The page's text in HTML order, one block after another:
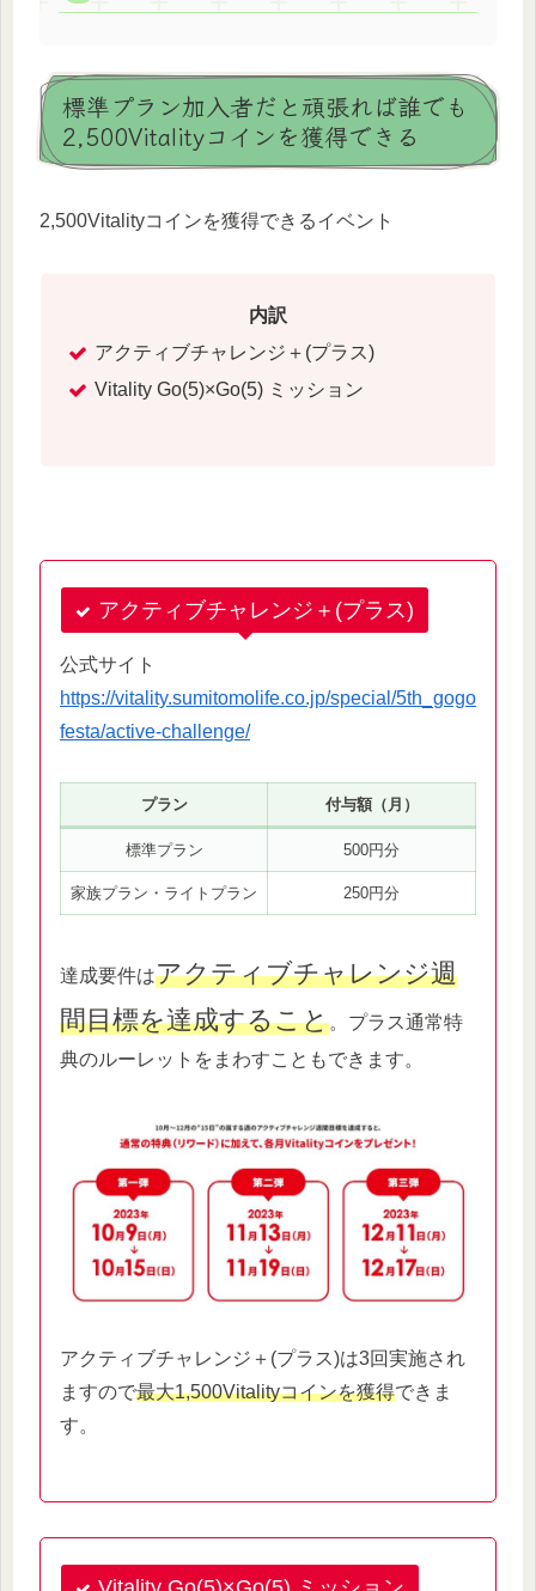
標準プラン加入者だと頑張れば誰でも
2,500Vitalityコインを獲得できる
2,500Vitalityコインを獲得できるイベント
内訳
アクティブチャレンジ＋(プラス)
Vitality Go(5)×Go(5) ミッション
アクティブチャレンジ＋(プラス)
公式サイト
https://vitality.sumitomolife.co.jp/special/5th_gogo
festa/active-challenge/
プラン 付与額（月）
標準プラン 500円分
家族プラン・ライトプラン 250円分
達成要件はアクティブチャレンジ週
間目標を達成すること。プラス通常特
典のルーレットをまわすこともできます。
アクティブチャレンジ＋(プラス)は3回実施され
ますので最大1,500Vitalityコインを獲得できま
す。